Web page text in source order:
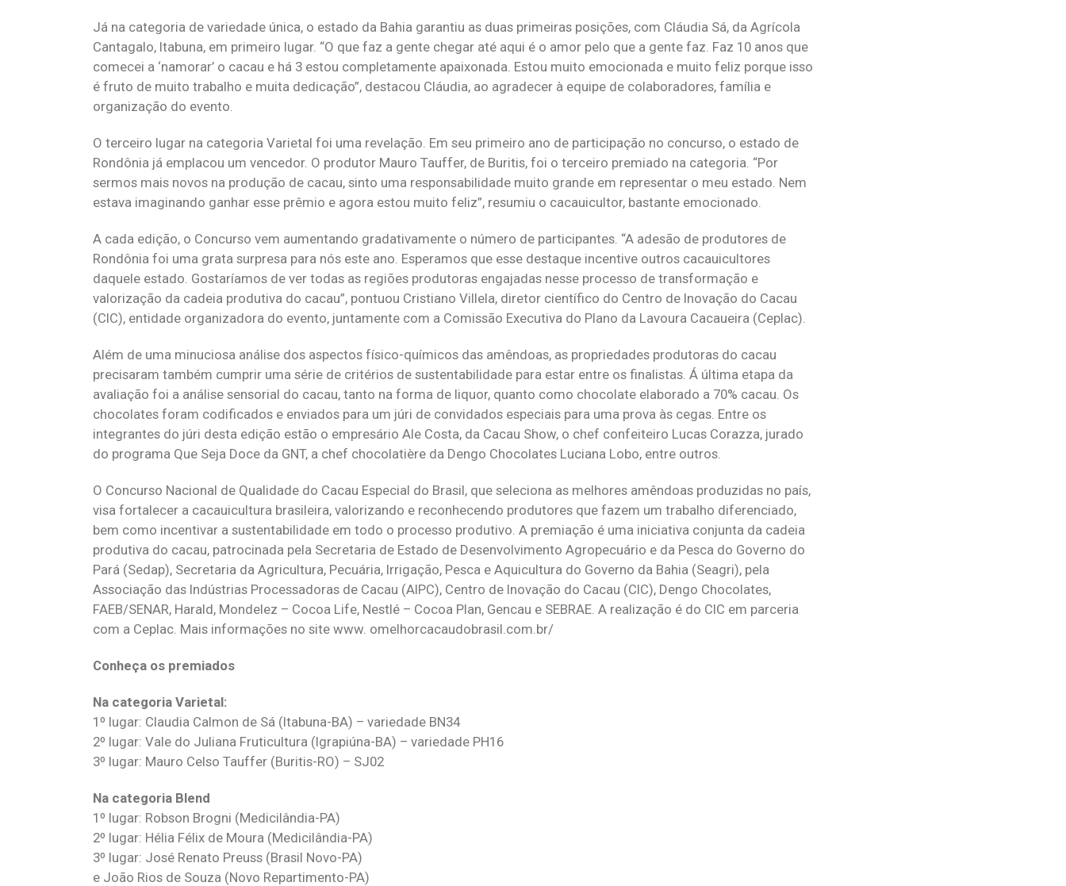
Já na categoria de variedade única, o estado da Bahia garantiu as duas primeiras posições, com Cláudia Sá, da Agrícola
Cantagalo, Itabuna, em primeiro lugar. “O que faz a gente chegar até aqui é o amor pelo que a gente faz. Faz 10 anos que
comecei a ‘namorar’ o cacau e há 3 estou completamente apaixonada. Estou muito emocionada e muito feliz porque isso
é fruto de muito trabalho e muita dedicação”, destacou Cláudia, ao agradecer à equipe de colaboradores, família e
organização do evento.
O terceiro lugar na categoria Varietal foi uma revelação. Em seu primeiro ano de participação no concurso, o estado de
Rondônia já emplacou um vencedor. O produtor Mauro Tauffer, de Buritis, foi o terceiro premiado na categoria. “Por
sermos mais novos na produção de cacau, sinto uma responsabilidade muito grande em representar o meu estado. Nem
estava imaginando ganhar esse prêmio e agora estou muito feliz”, resumiu o cacauicultor, bastante emocionado.
A cada edição, o Concurso vem aumentando gradativamente o número de participantes. “A adesão de produtores de
Rondônia foi uma grata surpresa para nós este ano. Esperamos que esse destaque incentive outros cacauicultores
daquele estado. Gostaríamos de ver todas as regiões produtoras engajadas nesse processo de transformação e
valorização da cadeia produtiva do cacau”, pontuou Cristiano Villela, diretor científico do Centro de Inovação do Cacau
(CIC), entidade organizadora do evento, juntamente com a Comissão Executiva do Plano da Lavoura Cacaueira (Ceplac).
Além de uma minuciosa análise dos aspectos físico-químicos das amêndoas, as propriedades produtoras do cacau
precisaram também cumprir uma série de critérios de sustentabilidade para estar entre os finalistas. Á última etapa da
avaliação foi a análise sensorial do cacau, tanto na forma de liquor, quanto como chocolate elaborado a 70% cacau. Os
chocolates foram codificados e enviados para um júri de convidados especiais para uma prova às cegas. Entre os
integrantes do júri desta edição estão o empresário Ale Costa, da Cacau Show, o chef confeiteiro Lucas Corazza, jurado
do programa Que Seja Doce da GNT, a chef chocolatière da Dengo Chocolates Luciana Lobo, entre outros.
O Concurso Nacional de Qualidade do Cacau Especial do Brasil, que seleciona as melhores amêndoas produzidas no país,
visa fortalecer a cacauicultura brasileira, valorizando e reconhecendo produtores que fazem um trabalho diferenciado,
bem como incentivar a sustentabilidade em todo o processo produtivo. A premiação é uma iniciativa conjunta da cadeia
produtiva do cacau, patrocinada pela Secretaria de Estado de Desenvolvimento Agropecuário e da Pesca do Governo do
Pará (Sedap), Secretaria da Agricultura, Pecuária, Irrigação, Pesca e Aquicultura do Governo da Bahia (Seagri), pela
Associação das Indústrias Processadoras de Cacau (AIPC), Centro de Inovação do Cacau (CIC), Dengo Chocolates,
FAEB/SENAR, Harald, Mondelez – Cocoa Life, Nestlé – Cocoa Plan, Gencau e SEBRAE. A realização é do CIC em parceria
com a Ceplac. Mais informações no site www. omelhorcacaudobrasil.com.br/
Conheça os premiados
Na categoria Varietal:
1º lugar: Claudia Calmon de Sá (Itabuna-BA) – variedade BN34
2º lugar: Vale do Juliana Fruticultura (Igrapiúna-BA) – variedade PH16
3º lugar: Mauro Celso Tauffer (Buritis-RO) – SJ02
Na categoria Blend
1º lugar: Robson Brogni (Medicilândia-PA)
2º lugar: Hélia Félix de Moura (Medicilândia-PA)
3º lugar: José Renato Preuss (Brasil Novo-PA)
e João Rios de Souza (Novo Repartimento-PA)